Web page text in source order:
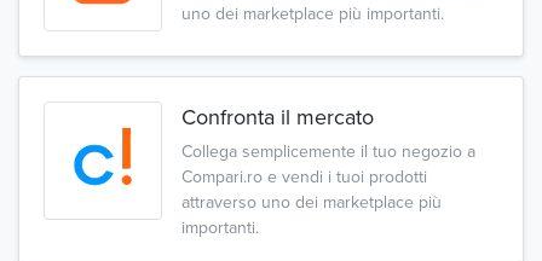
uno dei marketplace più importanti.
Confronta il mercato
Collega semplicemente il tuo negozio a
Compari.ro e vendi i tuoi prodotti
attraverso uno dei marketplace più
importanti.